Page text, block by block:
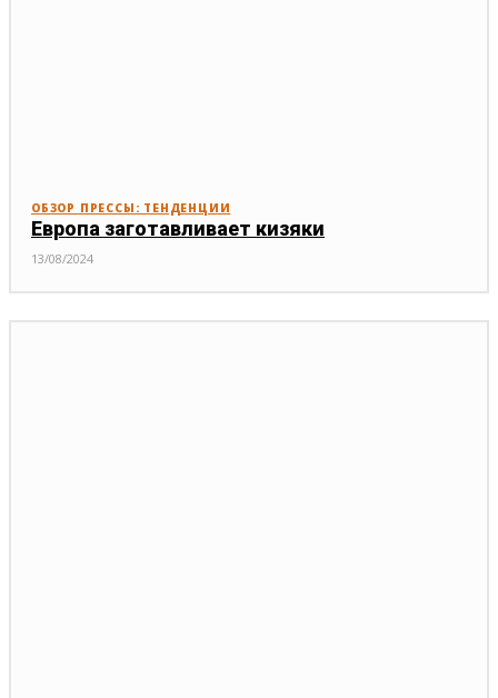
ОБЗОР ПРЕССЫ: ТЕНДЕНЦИИ
Европа заготавливает кизяки
13/08/2024